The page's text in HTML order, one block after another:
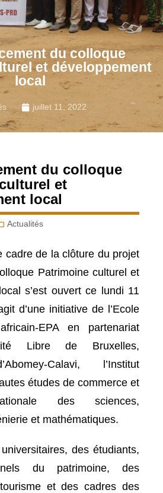
du colloque
et développement
local
juillet 11, 2022
du colloque
et
local
Actualités
cadre de la clôture du projet
Patrimoine culturel et
s’est ouvert ce lundi 11
d’une initiative de l’Ecole
EPA en partenariat
Libre de Bruxelles,
Calavi, l’Institut
études de commerce et
des sciences,
et mathématiques.
des étudiants,
du patrimoine, des
et des cadres des